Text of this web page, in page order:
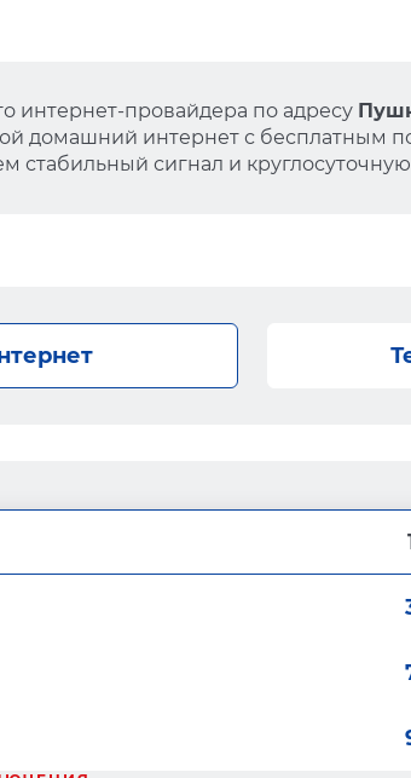
интернет-провайдера по адресу
домашний интернет с бесплатным
стабильный сигнал и